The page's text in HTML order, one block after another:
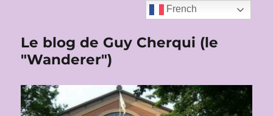
Le blog de Guy Cherqui (le
"Wanderer")
French